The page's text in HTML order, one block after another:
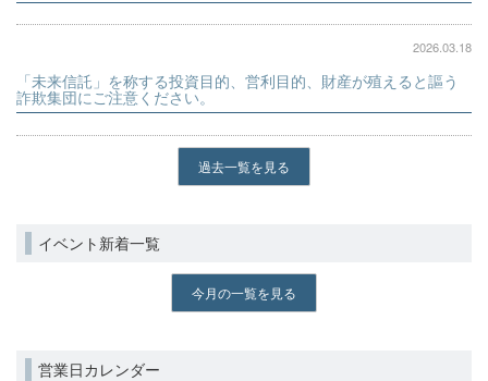
2026.03.18
「未来信託」を称する投資目的、営利目的、財産が殖えると謳う
詐欺集団にご注意ください。
過去一覧を見る
イベント新着一覧
今月の一覧を見る
営業日カレンダー